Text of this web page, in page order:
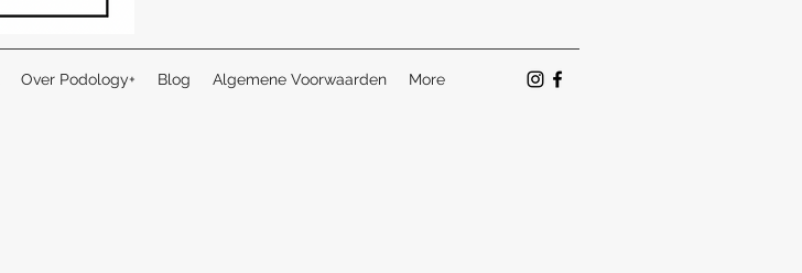
Over Podology+ Blog Algemene Voorwaarden More